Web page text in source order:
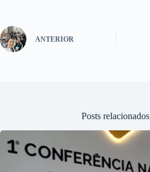
ANTERIOR
Posts relacionados